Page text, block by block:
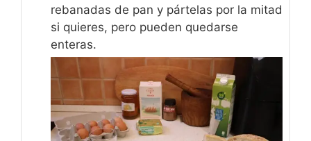
rebanadas de pan y pártelas por la mitad
si quieres, pero pueden quedarse
enteras.